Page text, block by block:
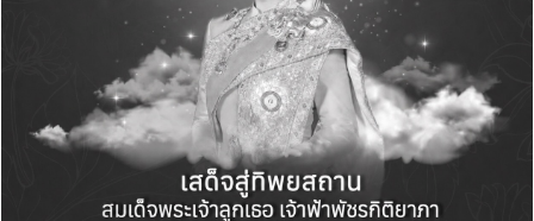
Green Life+
View All Posts
Post